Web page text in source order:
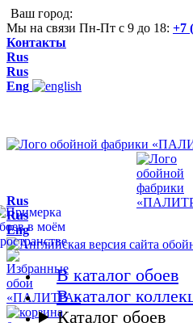
Ваш город:
Мы на связи Пн-Пт с 9 до 18: +7
Контакты
Rus
Rus
Eng
Rus
Rus
Eng
В каталог обоев
В каталог
Каталог обоев